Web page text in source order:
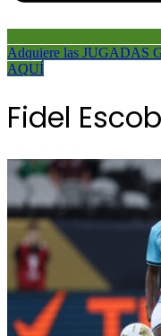
Adquiere las JUGADAS
AQUÍ
Fidel